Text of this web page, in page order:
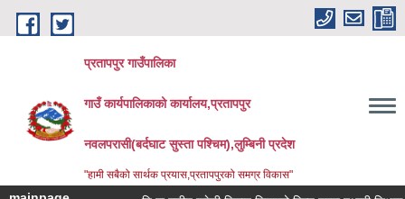
Skip to main content
प्रतापपुर गाउँपालिका
गाउँ कार्यपालिकाको कार्यालय,प्रतापपुर
नवलपरासी(बर्दघाट सुस्ता पश्चिम),लुम्बिनी प्रदेश
"हामी सबैको सार्थक प्रयास,प्रतापपुरको समग्र विकास"